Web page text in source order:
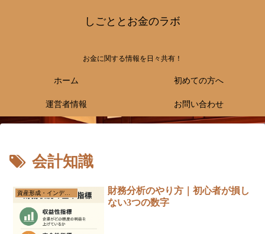
しごととお金のラボ
お金に関する情報を日々共有！
ホーム 初めての方へ
運営者情報 お問い合わせ
会計知識
資産形成・インデックス投資
財務分析のやり方｜初心者が損し
ない3つの数字